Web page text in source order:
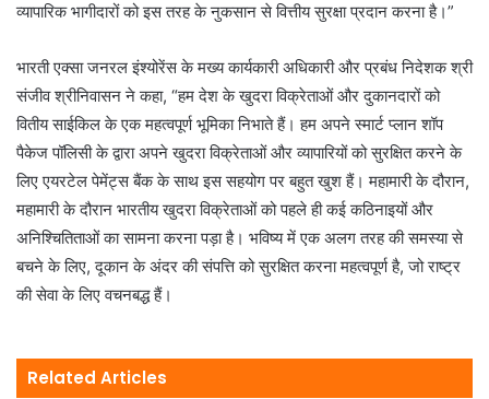
व्यापारिक भागीदारों को इस तरह के नुकसान से वित्तीय सुरक्षा प्रदान करना है।”
भारती एक्सा जनरल इंश्योरेंस के मख्य कार्यकारी अधिकारी और प्रबंध निदेशक श्री
संजीव श्रीनिवासन ने कहा, “हम देश के खुदरा विक्रेताओं और दुकानदारों को
वितीय साईकिल के एक महत्वपूर्ण भूमिका निभाते हैं। हम अपने स्मार्ट प्लान शॉप
पैकेज पॉलिसी के द्वारा अपने खुदरा विक्रेताओं और व्यापारियों को सुरक्षित करने के
लिए एयरटेल पेमेंट्स बैंक के साथ इस सहयोग पर बहुत खुश हैं। महामारी के दौरान,
महामारी के दौरान भारतीय खुदरा विक्रेताओं को पहले ही कई कठिनाइयों और
अनिश्चितिताओं का सामना करना पड़ा है। भविष्य में एक अलग तरह की समस्या से
बचने के लिए, दूकान के अंदर की संपत्ति को सुरक्षित करना महत्वपूर्ण है, जो राष्ट्र
की सेवा के लिए वचनबद्ध हैं।
Related Articles